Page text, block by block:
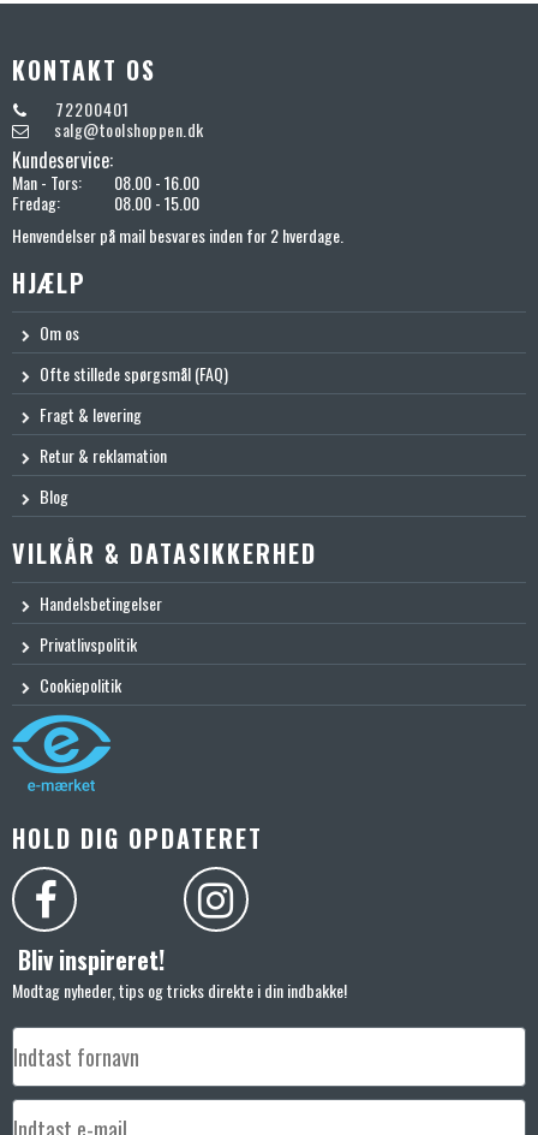
KONTAKT OS
72200401
salg@toolshoppen.dk
Kundeservice:
Man - Tors:
08.00 - 16.00
Fredag:
08.00 - 15.00
Henvendelser på mail besvares inden for 2 hverdage.
HJÆLP
Om os
Ofte stillede spørgsmål (FAQ)
Fragt & levering
Retur & reklamation
Blog
VILKÅR & DATASIKKERHED
Handelsbetingelser
Privatlivspolitik
Cookiepolitik
HOLD DIG OPDATERET
Bliv inspireret!
Modtag nyheder, tips og tricks direkte i din indbakke!